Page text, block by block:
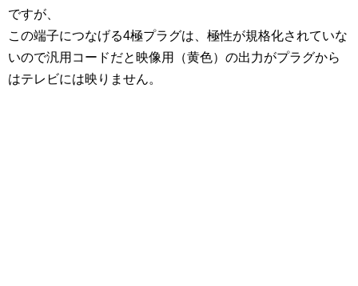
ですが、
この端子につなげる4極プラグは、極性が規格化されていな
いので汎用コードだと映像用（黄色）の出力がプラグから
はテレビには映りません。